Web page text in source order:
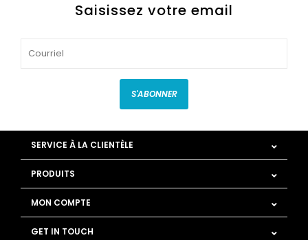
Saisissez votre email
S'ABONNER
SERVICE À LA CLIENTÈLE
PRODUITS
MON COMPTE
GET IN TOUCH